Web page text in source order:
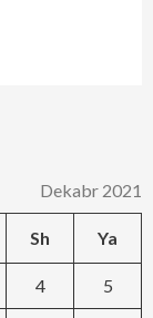
Dekabr 2021
Sh Ya
4 5